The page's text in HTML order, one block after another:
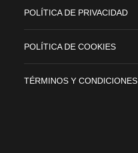
POLÍTICA DE PRIVACIDAD
POLÍTICA DE COOKIES
TÉRMINOS Y CONDICIONES